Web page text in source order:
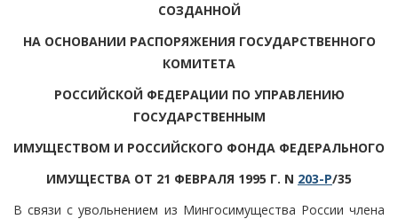
СОЗДАННОЙ
НА ОСНОВАНИИ РАСПОРЯЖЕНИЯ ГОСУДАРСТВЕННОГО
КОМИТЕТА
РОССИЙСКОЙ ФЕДЕРАЦИИ ПО УПРАВЛЕНИЮ
ГОСУДАРСТВЕННЫМ
ИМУЩЕСТВОМ И РОССИЙСКОГО ФОНДА ФЕДЕРАЛЬНОГО
ИМУЩЕСТВА ОТ 21 ФЕВРАЛЯ 1995 Г. N 203-Р/35
В связи с увольнением из Мингосимущества России члена